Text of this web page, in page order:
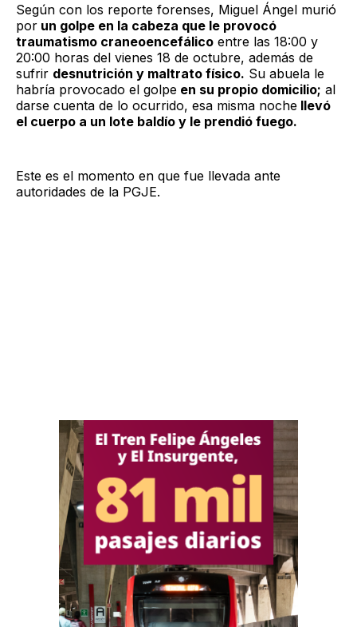
Según con los reporte forenses, Miguel Ángel murió
por un golpe en la cabeza que le provocó
traumatismo craneoencefálico entre las 18:00 y
20:00 horas del vienes 18 de octubre, además de
sufrir desnutrición y maltrato físico. Su abuela le
habría provocado el golpe en su propio domicilio; al
darse cuenta de lo ocurrido, esa misma noche llevó
el cuerpo a un lote baldío y le prendió fuego.
Este es el momento en que fue llevada ante
autoridades de la PGJE.